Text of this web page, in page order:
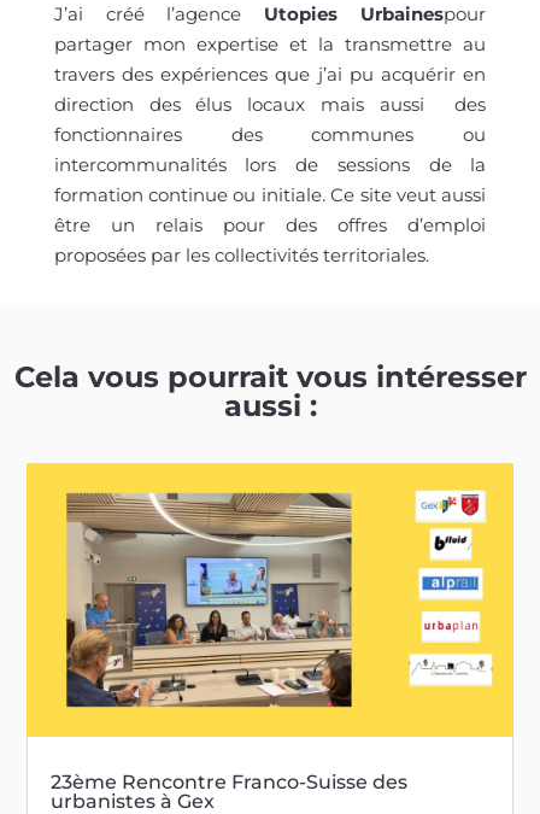
J’ai créé l’agence Utopies Urbainespour
partager mon expertise et la transmettre au
travers des expériences que j’ai pu acquérir en
direction des élus locaux mais aussi des
fonctionnaires des communes ou
intercommunalités lors de sessions de la
formation continue ou initiale. Ce site veut aussi
être un relais pour des offres d’emploi
proposées par les collectivités territoriales.
Cela vous pourrait vous intéresser
aussi :
23ème Rencontre Franco-Suisse des
urbanistes à Gex